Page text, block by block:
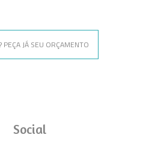
PEÇA JÁ SEU ORÇAMENTO
Social